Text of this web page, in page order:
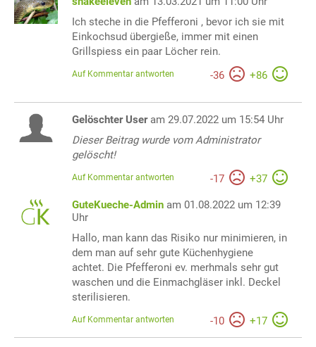
Ich steche in die Pfefferoni , bevor ich sie mit
Einkochsud übergieße, immer mit einen
Grillspiess ein paar Löcher rein.
-36 +86
Auf Kommentar antworten
Gelöschter User am 29.07.2022 um 15:54 Uhr
Dieser Beitrag wurde vom Administrator
gelöscht!
-17 +37
Auf Kommentar antworten
GuteKueche-Admin am 01.08.2022 um 12:39
Uhr
Hallo, man kann das Risiko nur minimieren, in
dem man auf sehr gute Küchenhygiene
achtet. Die Pfefferoni ev. merhmals sehr gut
waschen und die Einmachgläser inkl. Deckel
sterilisieren.
-10 +17
Auf Kommentar antworten